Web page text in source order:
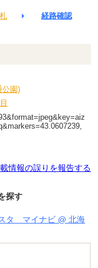
経路確認
公園)
情報の誤りを報告する
探す
タ マイナビ @ 北海